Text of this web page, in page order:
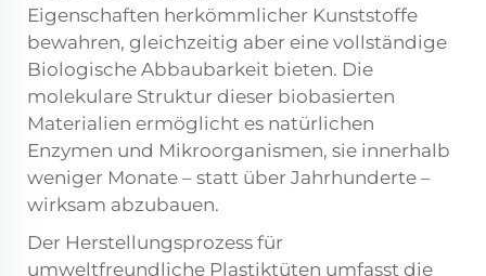
Eigenschaften herkömmlicher Kunststoffe
bewahren, gleichzeitig aber eine vollständige
Biologische Abbaubarkeit bieten. Die
molekulare Struktur dieser biobasierten
Materialien ermöglicht es natürlichen
Enzymen und Mikroorganismen, sie innerhalb
weniger Monate – statt über Jahrhunderte –
wirksam abzubauen.
Der Herstellungsprozess für
umweltfreundliche Plastiktüten umfasst die